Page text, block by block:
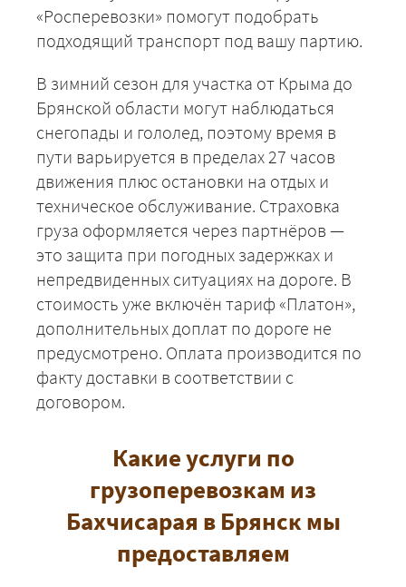
«Росперевозки» помогут подобрать
подходящий транспорт под вашу партию.
В зимний сезон для участка от Крыма до
Брянской области могут наблюдаться
снегопады и гололед, поэтому время в
пути варьируется в пределах 27 часов
движения плюс остановки на отдых и
техническое обслуживание. Страховка
груза оформляется через партнёров —
это защита при погодных задержках и
непредвиденных ситуациях на дороге. В
стоимость уже включён тариф «Платон»,
дополнительных доплат по дороге не
предусмотрено. Оплата производится по
факту доставки в соответствии с
договором.
Какие услуги по
грузоперевозкам из
Бахчисарая в Брянск мы
предоставляем
+7 (499) 520-05-23